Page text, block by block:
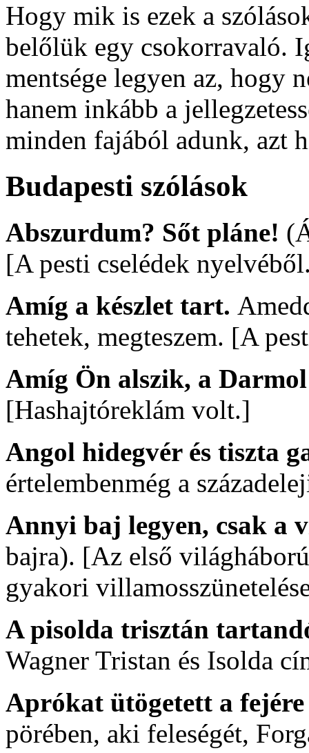
Hogy mik is ezek a
belőlük egy csokorravaló.
mentsége legyen az, hogy
hanem inkább a
minden fajából adunk, azt
Budapesti szólások
Abszurdum? Sőt pláne!
[A pesti cselédek
Amíg a készlet tart.
tehetek, megteszem. [A
Amíg Ön alszik, a
[Hashajtóreklám volt.]
Angol hidegvér és tiszta
értelembenmég a
Annyi baj legyen, csak a
bajra). [Az első
gyakori
A pisolda trisztán
Wagner Tristan és Isolda
Aprókat ütögetett a
pörében, aki feleségét,